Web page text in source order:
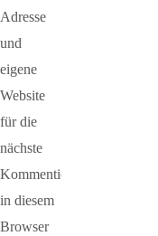
Adresse
und
eigene
Website
für die
nächste
Kommentierung
in diesem
Browser